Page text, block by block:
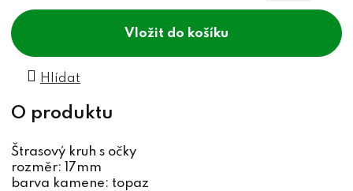
do košíku
Hlídat
Štrasový kruh s očky
rozměr: 17mm
barva kamene: topaz